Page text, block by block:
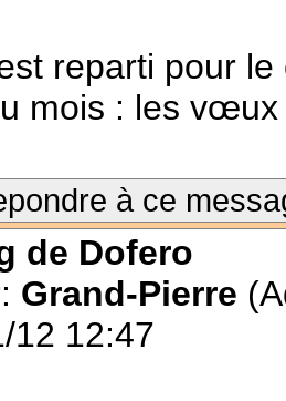
reparti pour
mois : les vœux
à ce
de Dofero
Grand-Pierre
12 12:47